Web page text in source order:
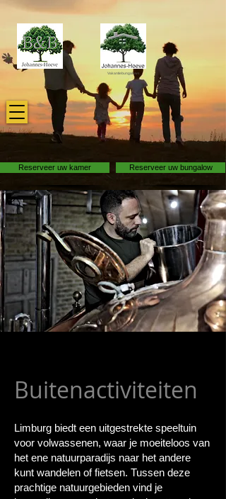
Vakantiebungalows
Reserveer uw kamer Reserveer uw bungalow
Buitenactiviteiten
Limburg biedt een uitgestrekte speeltuin
voor volwassenen, waar je moeiteloos van
het ene natuurparadijs naar het andere
kunt wandelen of fietsen. Tussen deze
prachtige natuurgebieden vind je